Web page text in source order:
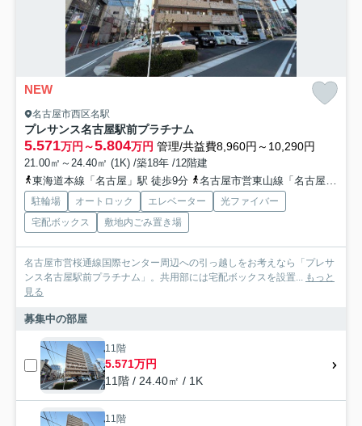
NEW
名古屋市西区名駅
プレサンス名古屋駅前プラチナム
5.571万円～5.804万円 管理/共益費8,960円～10,290円
21.00㎡～24.40㎡ (1K) /築18年 /12階建
東海道本線「名古屋」駅 徒歩9分
名古屋市営東山線「名古屋」駅 徒歩9分
駐輪場 オートロック エレベーター
光ファイバー
宅配ボックス
敷地内ごみ置き場
名古屋市営桜通線国際センター周辺への引っ越しをお考えなら「プレサ
ンス名古屋駅前プラチナム」。共用部には宅配ボックスを設置... もっと
見る
募集中の部屋
11階
5.571万円
11階 / 24.40㎡ / 1K
11階